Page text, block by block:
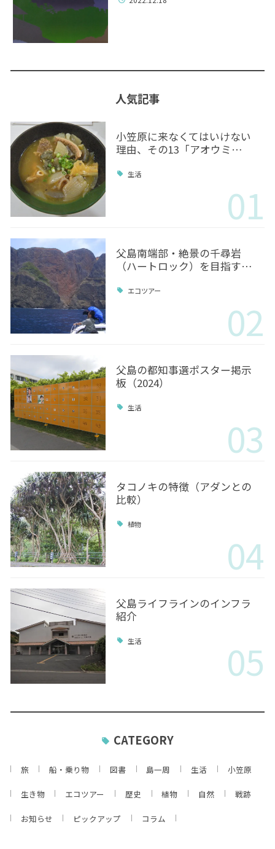
人気記事
小笠原に来なくてはいけない
理由、その13「アオウミ…
生活
01
父島南端部・絶景の千尋岩
（ハートロック）を目指す…
エコツアー
02
父島の都知事選ポスター掲示
板（2024）
生活
03
タコノキの特徴（アダンとの
比較）
植物
04
父島ライフラインのインフラ
紹介
生活 05
CATEGORY
旅 船・乗り物 図書 島一周 生活 小笠原
生き物 エコツアー 歴史 植物 自然 戦跡
お知らせ ピックアップ コラム